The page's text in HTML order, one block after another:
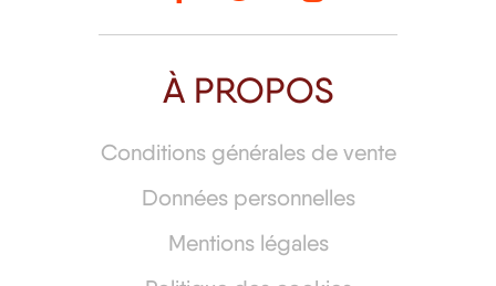
À PROPOS
Conditions générales de vente
Données personnelles
Mentions légales